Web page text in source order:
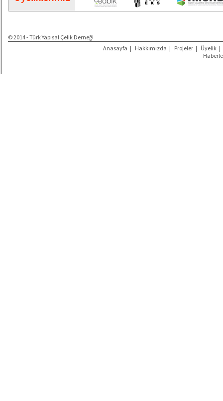
© 2014 - Türk Yapısal Çelik Derneği
Anasayfa | Hakkımızda | Projeler | Üyelik |